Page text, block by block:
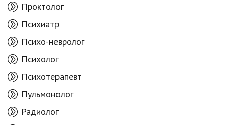
Проктолог
Психиатр
Психо-невролог
Психолог
Психотерапевт
Пульмонолог
Радиолог